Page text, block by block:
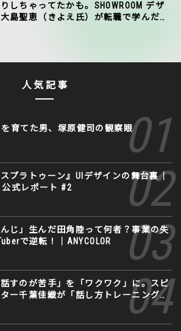
しちゃってたかも。SHOWROOM デザ
島聖恵（きよえ氏）が転職で学んだこ
人気記事
を育てた男、塚原健司の観察眼
プラトゥーン』UIデザインの舞台裏｜
公式レポート #2
んじ」生んだ田角陸って何者？事業の失
で逆転！｜ANYCOLOR
話すのが苦手」を「ワクワク」に。スピ
ー千葉佳織が「話し方トレーニング」
い